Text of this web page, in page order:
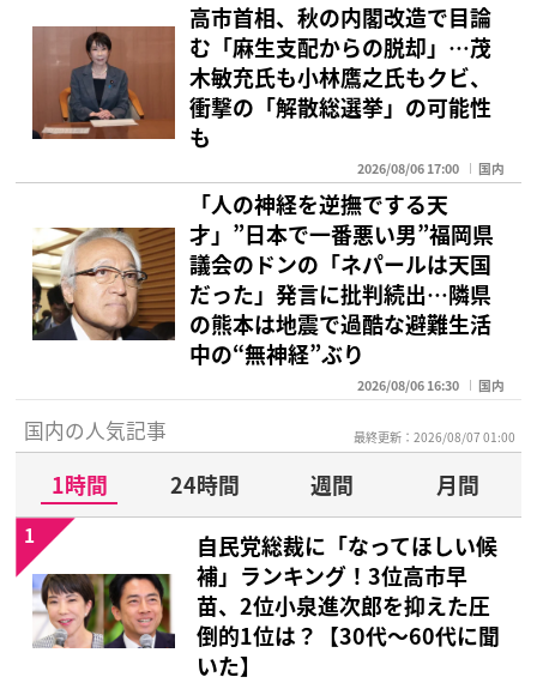
高市首相、秋の内閣改造で目論
む「麻生支配からの脱却」…茂
木敏充氏も小林鷹之氏もクビ、
衝撃の「解散総選挙」の可能性
も
2026/08/06 17:00 国内
「人の神経を逆撫でする天
才」”日本で一番悪い男”福岡県
議会のドンの「ネパールは天国
だった」発言に批判続出…隣県
の熊本は地震で過酷な避難生活
中の“無神経”ぶり
2026/08/06 16:30 国内
国内の人気記事 最終更新：2026/08/07 01:00
1時間 24時間 週間
月間
自民党総裁に「なってほしい候
補」ランキング！3位高市早
苗、2位小泉進次郎を抑えた圧
倒的1位は？【30代〜60代に聞
いた】
1